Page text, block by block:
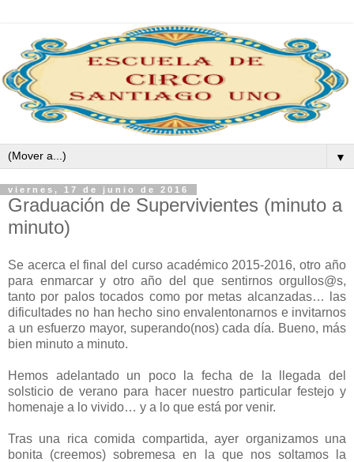
▼
viernes, 17 de junio de 2016
Graduación de Supervivientes (minuto a
minuto)
Se acerca el final del curso académico 2015-2016, otro año
para enmarcar y otro año del que sentirnos orgullos@s,
tanto por palos tocados como por metas alcanzadas… las
dificultades no han hecho sino envalentonarnos e invitarnos
a un esfuerzo mayor, superando(nos) cada día. Bueno, más
bien minuto a minuto.
Hemos adelantado un poco la fecha de la llegada del
solsticio de verano para hacer nuestro particular festejo y
homenaje a lo vivido… y a lo que está por venir.
Tras una rica comida compartida, ayer organizamos una
bonita (creemos) sobremesa en la que nos soltamos la